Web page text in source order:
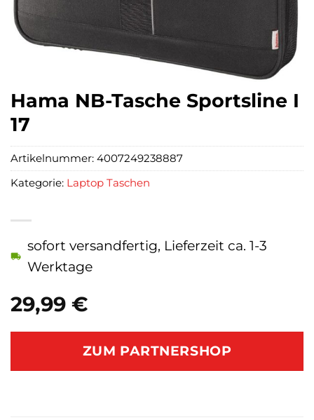
Hama NB-Tasche Sportsline I
17
29,99 €
sofort versandfertig, Lieferzeit ca. 1-3
Werktage
ZUM PARTNERSHOP
Artikelnummer: 4007249238887
Kategorie: Laptop Taschen